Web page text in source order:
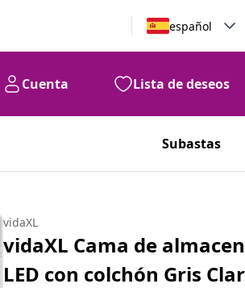
español
Cuenta Lista de deseos
Subastas
vidaXL
vidaXL Cama de
LED con colchón Gris